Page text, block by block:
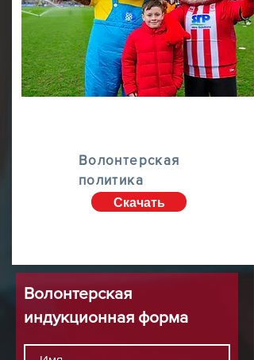
Волонтерская
политика
Скачать
Волонтерская
индукционная форма